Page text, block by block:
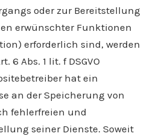
oder zur Bereitstellung
erwünschter Funktionen
erforderlich sind, werden
6 Abs. 1 lit. f DSGVO
hat ein
an der Speicherung von
fehlerfreien und
seiner Dienste. Soweit